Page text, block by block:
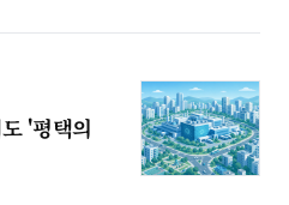
'평택의